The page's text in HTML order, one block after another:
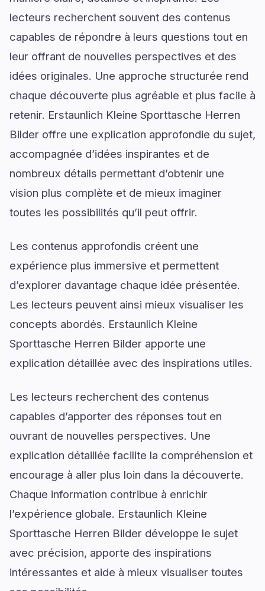
lecteurs recherchent souvent des contenus
capables de répondre à leurs questions tout en
leur offrant de nouvelles perspectives et des
idées originales. Une approche structurée rend
chaque découverte plus agréable et plus facile à
retenir. Erstaunlich Kleine Sporttasche Herren
Bilder offre une explication approfondie du sujet,
accompagnée d’idées inspirantes et de
nombreux détails permettant d’obtenir une
vision plus complète et de mieux imaginer
toutes les possibilités qu’il peut offrir.
Les contenus approfondis créent une
expérience plus immersive et permettent
d’explorer davantage chaque idée présentée.
Les lecteurs peuvent ainsi mieux visualiser les
concepts abordés. Erstaunlich Kleine
Sporttasche Herren Bilder apporte une
explication détaillée avec des inspirations utiles.
Les lecteurs recherchent des contenus
capables d’apporter des réponses tout en
ouvrant de nouvelles perspectives. Une
explication détaillée facilite la compréhension et
encourage à aller plus loin dans la découverte.
Chaque information contribue à enrichir
l’expérience globale. Erstaunlich Kleine
Sporttasche Herren Bilder développe le sujet
avec précision, apporte des inspirations
intéressantes et aide à mieux visualiser toutes